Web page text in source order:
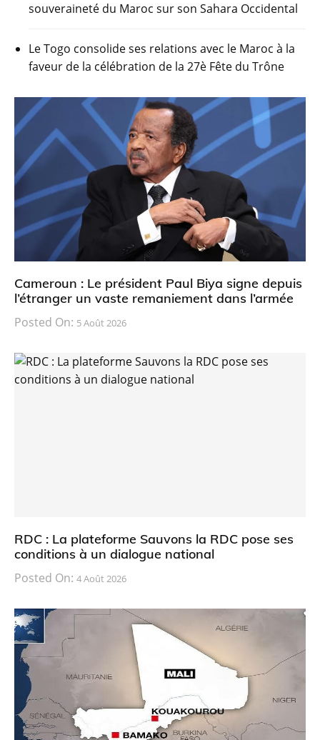
souveraineté du Maroc sur son Sahara Occidental
Le Togo consolide ses relations avec le Maroc à la
faveur de la célébration de la 27è Fête du Trône
Cameroun : Le président Paul Biya signe depuis
l’étranger un vaste remaniement dans l’armée
Posted On: 5 Août 2026
RDC : La plateforme Sauvons la RDC pose ses
conditions à un dialogue national
Posted On: 4 Août 2026